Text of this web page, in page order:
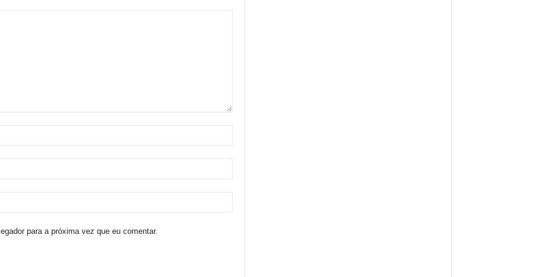
para a próxima vez que eu comentar.